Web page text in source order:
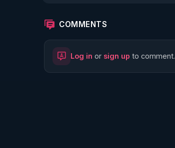
🌱 LE MAGAZINE RÉGÉNÈRE
http://rgnr.li/ymag
COMMENTS
Log in or sign up to comment.